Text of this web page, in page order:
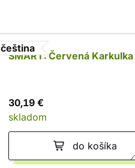
čeština
SMART: Červená Karkulka
30,19 €
skladom
do košíka